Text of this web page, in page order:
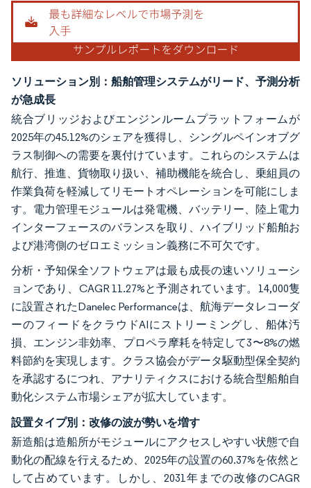
画像 © Mordor Intelligence。再利用にはCC BY 4.0の表示が必要です。
ソリューション別：船舶管理システムがリード、予測分析
が急成長
統合ブリッジおよびエンジンルームプラットフォームが
2025年の45.12%のシェアを獲得し、シングルペインオブグ
ラス制御への需要を裏付けています。これらのシステムは
航行、推進、貨物取り扱い、補助機能を統合し、乗組員の
作業負荷を軽減してリモートオペレーションを可能にしま
す。電力管理モジュールは発電機、バッテリー、陸上電力
インターフェースのバランスを取り、ハイブリッド船舶お
よび港湾側のゼロエミッション義務に不可欠です。
分析・予知保全ソフトウェアは最も成長の速いソリューシ
ョンであり、CAGR 11.27%と予測されています。14,000隻
に設置されたDanelec Performanceは、航海データレコーダ
ーのフィードをクラウドAIにストリーミングし、船体汚
損、エンジン非効率、プロペラ摩耗を特定して3〜8%の燃
料節約を実現します。クラス協会がデータ駆動型保全契約
を承認するにつれ、アナリティクスにおける統合型船舶自
動化システム市場シェアが拡大しています。
設置タイプ別：改修の波が勢いを増す
新造船は造船所がモジュールにアクセスしやすい状態で自
動化の配線を行えるため、2025年の設置の60.37%を依然と
して占めています。しかし、2031年までの改修のCAGR